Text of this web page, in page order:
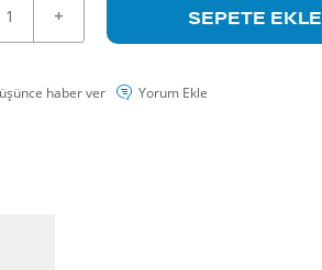
SEPETE EKLE
haber ver Yorum Ekle